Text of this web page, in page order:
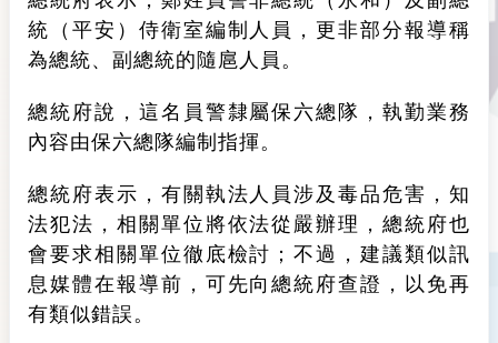
統（平安）侍衛室編制人員，更非部分報導稱
為總統、副總統的隨扈人員。
總統府說，這名員警隸屬保六總隊，執勤業務
內容由保六總隊編制指揮。
總統府表示，有關執法人員涉及毒品危害，知
法犯法，相關單位將依法從嚴辦理，總統府也
會要求相關單位徹底檢討；不過，建議類似訊
息媒體在報導前，可先向總統府查證，以免再
有類似錯誤。